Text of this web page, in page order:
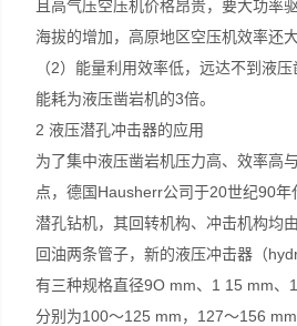
且高气压空压机价格昂贵，要大功率
海拔的增加，高原地区空压机效率还
（2）能量利用效率低，远达不到液
能耗为液压凿岩机的3倍。
2 液压潜孔冲击器的应用
为了集中液压凿岩机压力高、效率高
点，德国Hausherr公司于20世纪90
潜孔钻机，其回转机构、冲击机构均
回油两条管子，新的液压冲击器（
有三种规格直径9O mm、1 15 mm、
分别为100～125 mm，127～156 mm